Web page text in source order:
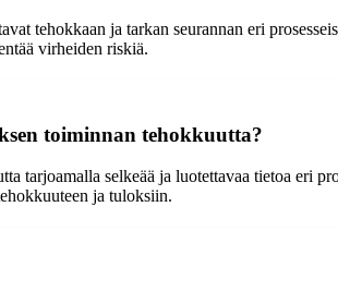
tehokkaan ja tarkan seurannan eri
virheiden riskiä.
toiminnan tehokkuutta?
tarjoamalla selkeää ja luotettavaa tietoa eri
ja tuloksiin.